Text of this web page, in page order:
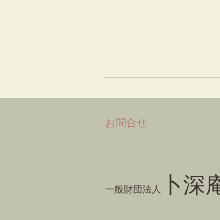
​お問合せ
一般財団法人 卜深